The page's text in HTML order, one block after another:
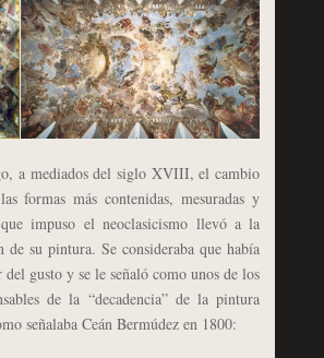
a mediados del siglo XVIII, el cambio
formas más contenidas, mesuradas y
que impuso el neoclasicismo llevó a la
de su pintura. Se consideraba que había
gusto y se le señaló como unos de los
de la “decadencia” de la pintura
señalaba Ceán Bermúdez en 1800: